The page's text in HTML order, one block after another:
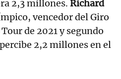
2,3 millones. Richard
vencedor del Giro
de 2021 y segundo
2,2 millones en el